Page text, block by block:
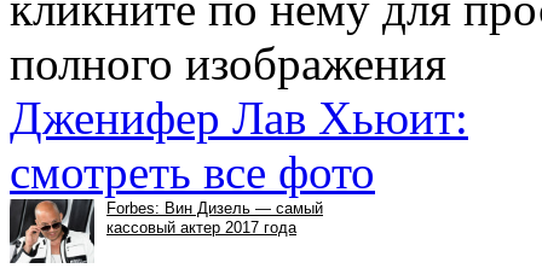
полного изображения
Дженифер Лав Хьюит:
смотреть все фото